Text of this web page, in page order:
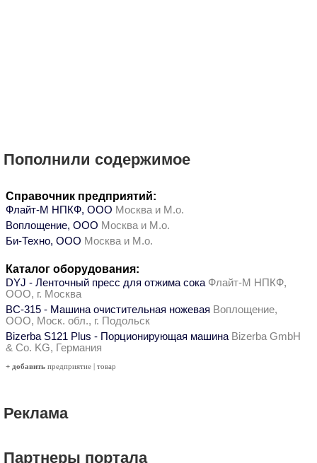
Пополнили содержимое
Справочник предприятий:
Флайт-М НПКФ, ООО Москва и М.о.
Воплощение, ООО Москва и М.о.
Би-Техно, ООО Москва и М.о.
Каталог оборудования:
DYJ - Ленточный пресс для отжима сока Флайт-М НПКФ,
ООО, г. Москва
ВС-315 - Машина очистительная ножевая Воплощение,
ООО, Моск. обл., г. Подольск
Bizerba S121 Plus - Порционирующая машина Bizerba GmbH
& Co. KG, Германия
+ добавить предприятие | товар
Реклама
Партнеры портала